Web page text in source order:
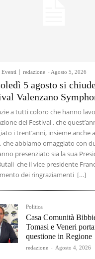
Eventi redazione - Agosto 5, 2026
5 agosto si
Valenzano
a tutti coloro che hanno
del Festival , che
i trent’anni, insieme anche
che abbiamo omaggiato con
presenziato sia la sua
che il vice presidente
dei ringraziamenti […]
Politica
Casa Comunità
Tomasi e Veneri
questione in Regione
redazione - Agosto 4, 2026